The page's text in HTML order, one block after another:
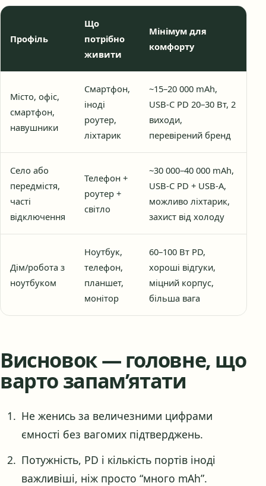
Профіль
Що
потрібно
живити
Мінімум для
комфорту
Місто, офіс,
смартфон,
навушники
Смартфон,
іноді
роутер,
ліхтарик
~15–20 000 mAh,
USB-C PD 20–30 Вт, 2
виходи,
перевірений бренд
Село або
передмістя,
часті
відключення
Телефон +
роутер +
світло
~30 000–40 000 mAh,
USB-C PD + USB-A,
можливо ліхтарик,
захист від холоду
Дім/робота з
ноутбуком
Ноутбук,
телефон,
планшет,
монітор
60–100 Вт PD,
хороші відгуки,
міцний корпус,
більша вага
Висновок — головне, що
варто запам’ятати
Не женись за величезними цифрами
ємності без вагомих підтверджень.
Потужність, PD і кількість портів іноді
важливіші, ніж просто “много mAh”.